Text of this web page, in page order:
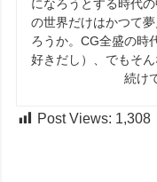
になろうとする時代
の世界だけはかつて
ろうか。CG全盛の時
好きだし）、でもそ
続け
Post Views: 1,308